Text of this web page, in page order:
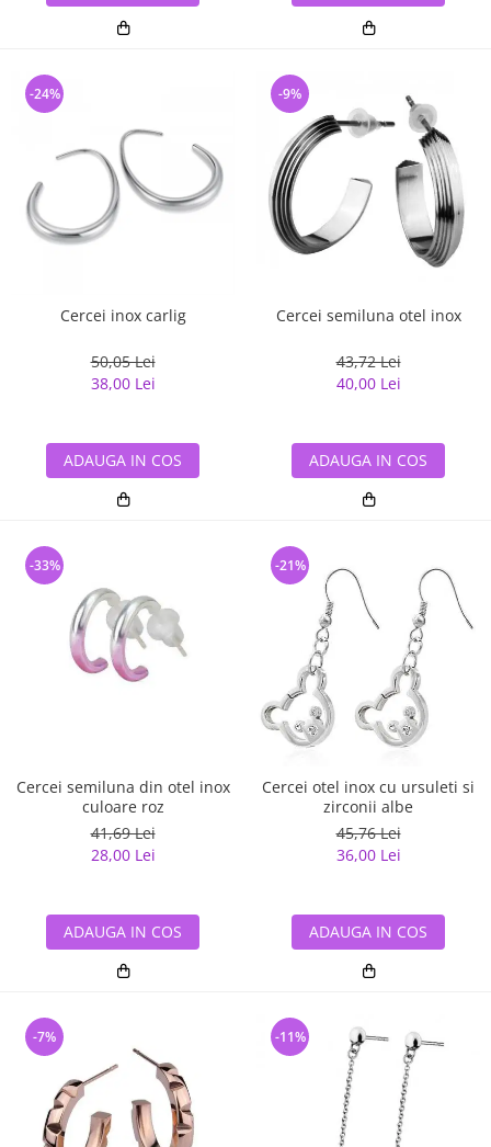
Cercei inox carlig
50,05 Lei
38,00 Lei
-24%
ADAUGA IN COS
Cercei semiluna otel inox
43,72 Lei
40,00 Lei
-9%
ADAUGA IN COS
Cercei semiluna din otel inox
culoare roz
41,69 Lei
28,00 Lei
-33%
ADAUGA IN COS
Cercei otel inox cu ursuleti si
zirconii albe
45,76 Lei
36,00 Lei
-21%
ADAUGA IN COS
-7% -11%